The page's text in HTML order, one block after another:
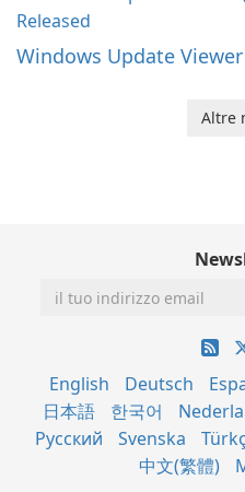
Windows Update
Altre
English Deutsch
日本語
한국어
Русский
Svenska
中文(繁體)